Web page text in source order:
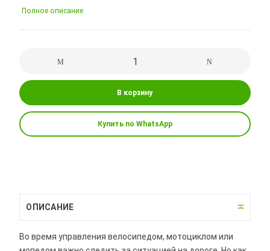
Полное описание
В корзину
Купить по WhatsApp
ОПИСАНИЕ
Во время управления велосипедом, мотоциклом или